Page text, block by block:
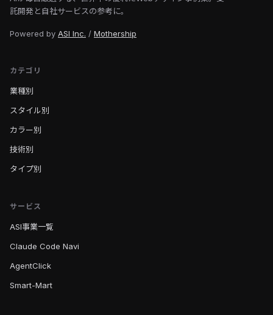
託開発と自社サービスの参考に。
Powered by ASI Inc. / Mothership
カテゴリ
業種別
スタイル別
カラー別
技術別
タイプ別
サービス
ASI事業一覧
Claude Code Navi
AgentClick
Smart-Mart